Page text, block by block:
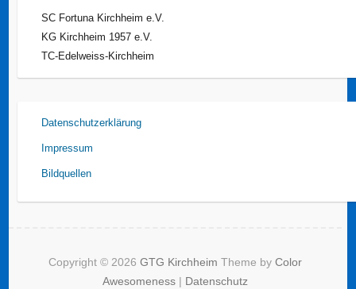
SC Fortuna Kirchheim e.V.
KG Kirchheim 1957 e.V.
TC-Edelweiss-Kirchheim
Datenschutzerklärung
Impressum
Bildquellen
Copyright © 2026GTG Kirchheim Theme byColor
Awesomeness | Datenschutz